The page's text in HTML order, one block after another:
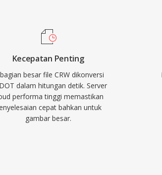
Kecepatan Penting
besar file CRW dikonversi
dalam hitungan detik. Server
performa tinggi memastikan
cepat bahkan untuk
gambar besar.